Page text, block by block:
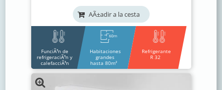
AÃ±adir a la cesta
FunciÃ³n de
refrigeraciÃ³n y
calefacciÃ³n
Habitaciones
grandes
hasta 80m²
Refrigerante
R 32